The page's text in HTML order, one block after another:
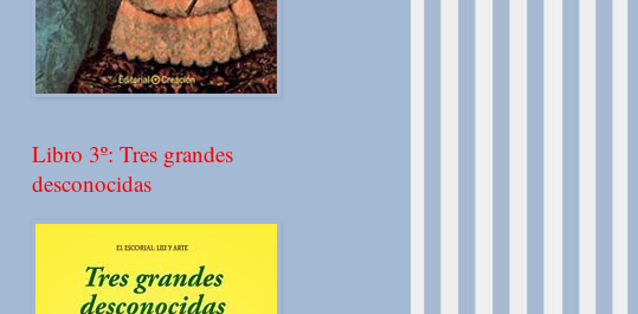
Libro 3º: Tres grandes
desconocidas